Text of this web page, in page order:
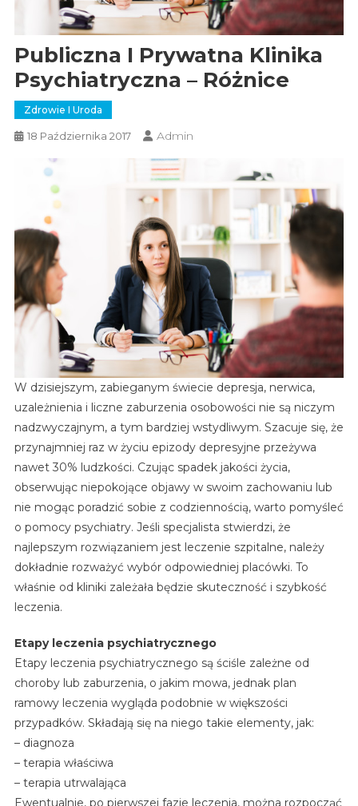
Publiczna I Prywatna Klinika
Psychiatryczna – Różnice
Zdrowie I Uroda
18 Października 2017 Admin
W dzisiejszym, zabieganym świecie depresja, nerwica,
uzależnienia i liczne zaburzenia osobowości nie są niczym
nadzwyczajnym, a tym bardziej wstydliwym. Szacuje się, że
przynajmniej raz w życiu epizody depresyjne przeżywa
nawet 30% ludzkości. Czując spadek jakości życia,
obserwując niepokojące objawy w swoim zachowaniu lub
nie mogąc poradzić sobie z codziennością, warto pomyśleć
o pomocy psychiatry. Jeśli specjalista stwierdzi, że
najlepszym rozwiązaniem jest leczenie szpitalne, należy
dokładnie rozważyć wybór odpowiedniej placówki. To
właśnie od kliniki zależała będzie skuteczność i szybkość
leczenia.
Etapy leczenia psychiatrycznego
Etapy leczenia psychiatrycznego są ściśle zależne od
choroby lub zaburzenia, o jakim mowa, jednak plan
ramowy leczenia wygląda podobnie w większości
przypadków. Składają się na niego takie elementy, jak:
– diagnoza
– terapia właściwa
– terapia utrwalająca
Ewentualnie, po pierwszej fazie leczenia, można rozpocząć